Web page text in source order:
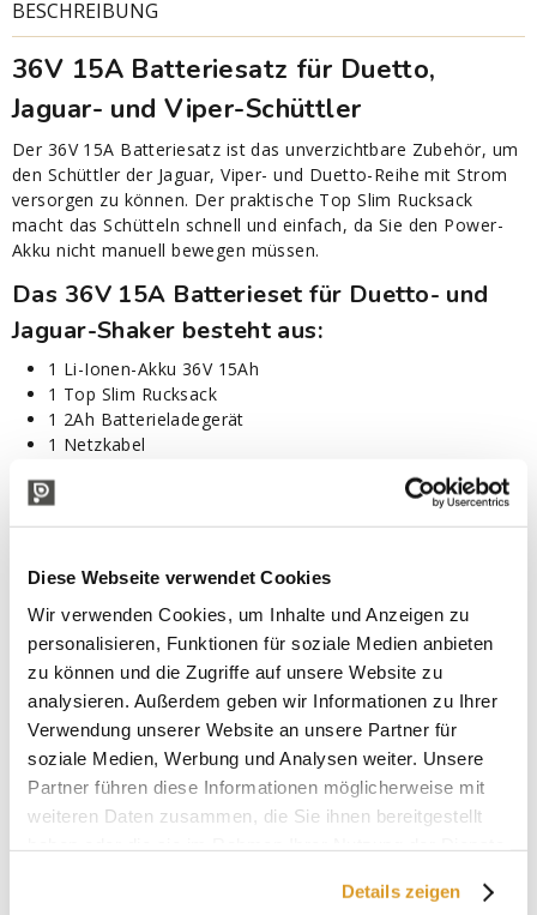
Diese Webseite verwendet Cookies
Wir verwenden Cookies, um Inhalte und Anzeigen zu
personalisieren, Funktionen für soziale Medien anbieten
zu können und die Zugriffe auf unsere Website zu
analysieren. Außerdem geben wir Informationen zu Ihrer
Verwendung unserer Website an unsere Partner für
soziale Medien, Werbung und Analysen weiter. Unsere
Partner führen diese Informationen möglicherweise mit
weiteren Daten zusammen, die Sie ihnen bereitgestellt
Details zeigen
BESCHREIBUNG
36V 15A Batteriesatz für Duetto,
Jaguar- und Viper-Schüttler
Der 36V 15A Batteriesatz ist das unverzichtbare Zubehör, um
den Schüttler der Jaguar, Viper- und Duetto-Reihe mit Strom
versorgen zu können. Der praktische Top Slim Rucksack
macht das Schütteln schnell und einfach, da Sie den Power-
Akku nicht manuell bewegen müssen.
Das 36V 15A Batterieset für Duetto- und
Jaguar-Shaker besteht aus:
1 Li-Ionen-Akku 36V 15Ah
1 Top Slim Rucksack
1 2Ah Batterieladegerät
1 Netzkabel
Benutzbar mit:
Jaguar Elektrischer Schüttler mit teleskop Carbonstab
Duetto Elektrischer Schüttler mit teleskop Carbonstab
Viper Aima Elektrischer Schüttler mit festem Ergalstab
IN VERBINDUNG STEHENDE PRODUKTE